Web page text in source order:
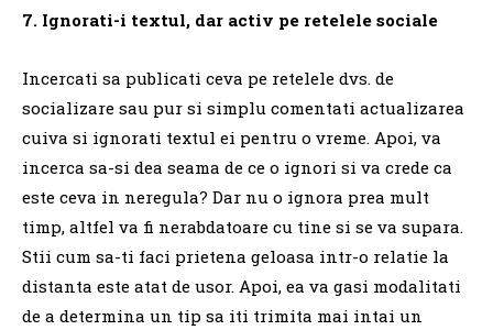
7. Ignorati-i textul, dar activ pe retelele sociale
Incercati sa publicati ceva pe retelele dvs. de
socializare sau pur si simplu comentati actualizarea
cuiva si ignorati textul ei pentru o vreme. Apoi, va
incerca sa-si dea seama de ce o ignori si va crede ca
este ceva in neregula? Dar nu o ignora prea mult
timp, altfel va fi nerabdatoare cu tine si se va supara.
Stii cum sa-ti faci prietena geloasa intr-o relatie la
distanta este atat de usor. Apoi, ea va gasi modalitati
de a determina un tip sa iti trimita mai intai un